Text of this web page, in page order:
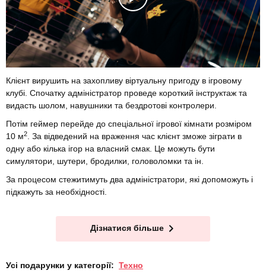
Клієнт вирушить на захопливу віртуальну пригоду в ігровому
клубі. Спочатку адміністратор проведе короткий інструктаж та
видасть шолом, навушники та бездротові контролери.
Потім геймер перейде до спеціальної ігрової кімнати розміром
10 м2
. За відведений на враження час клієнт зможе зіграти в
одну або кілька ігор на власний смак. Це можуть бути
симулятори, шутери, бродилки, головоломки та ін.
За процесом стежитимуть два адміністратори, які допоможуть і
підкажуть за необхідності.
Дізнатися більше
Усі подарунки у категорії: Техно